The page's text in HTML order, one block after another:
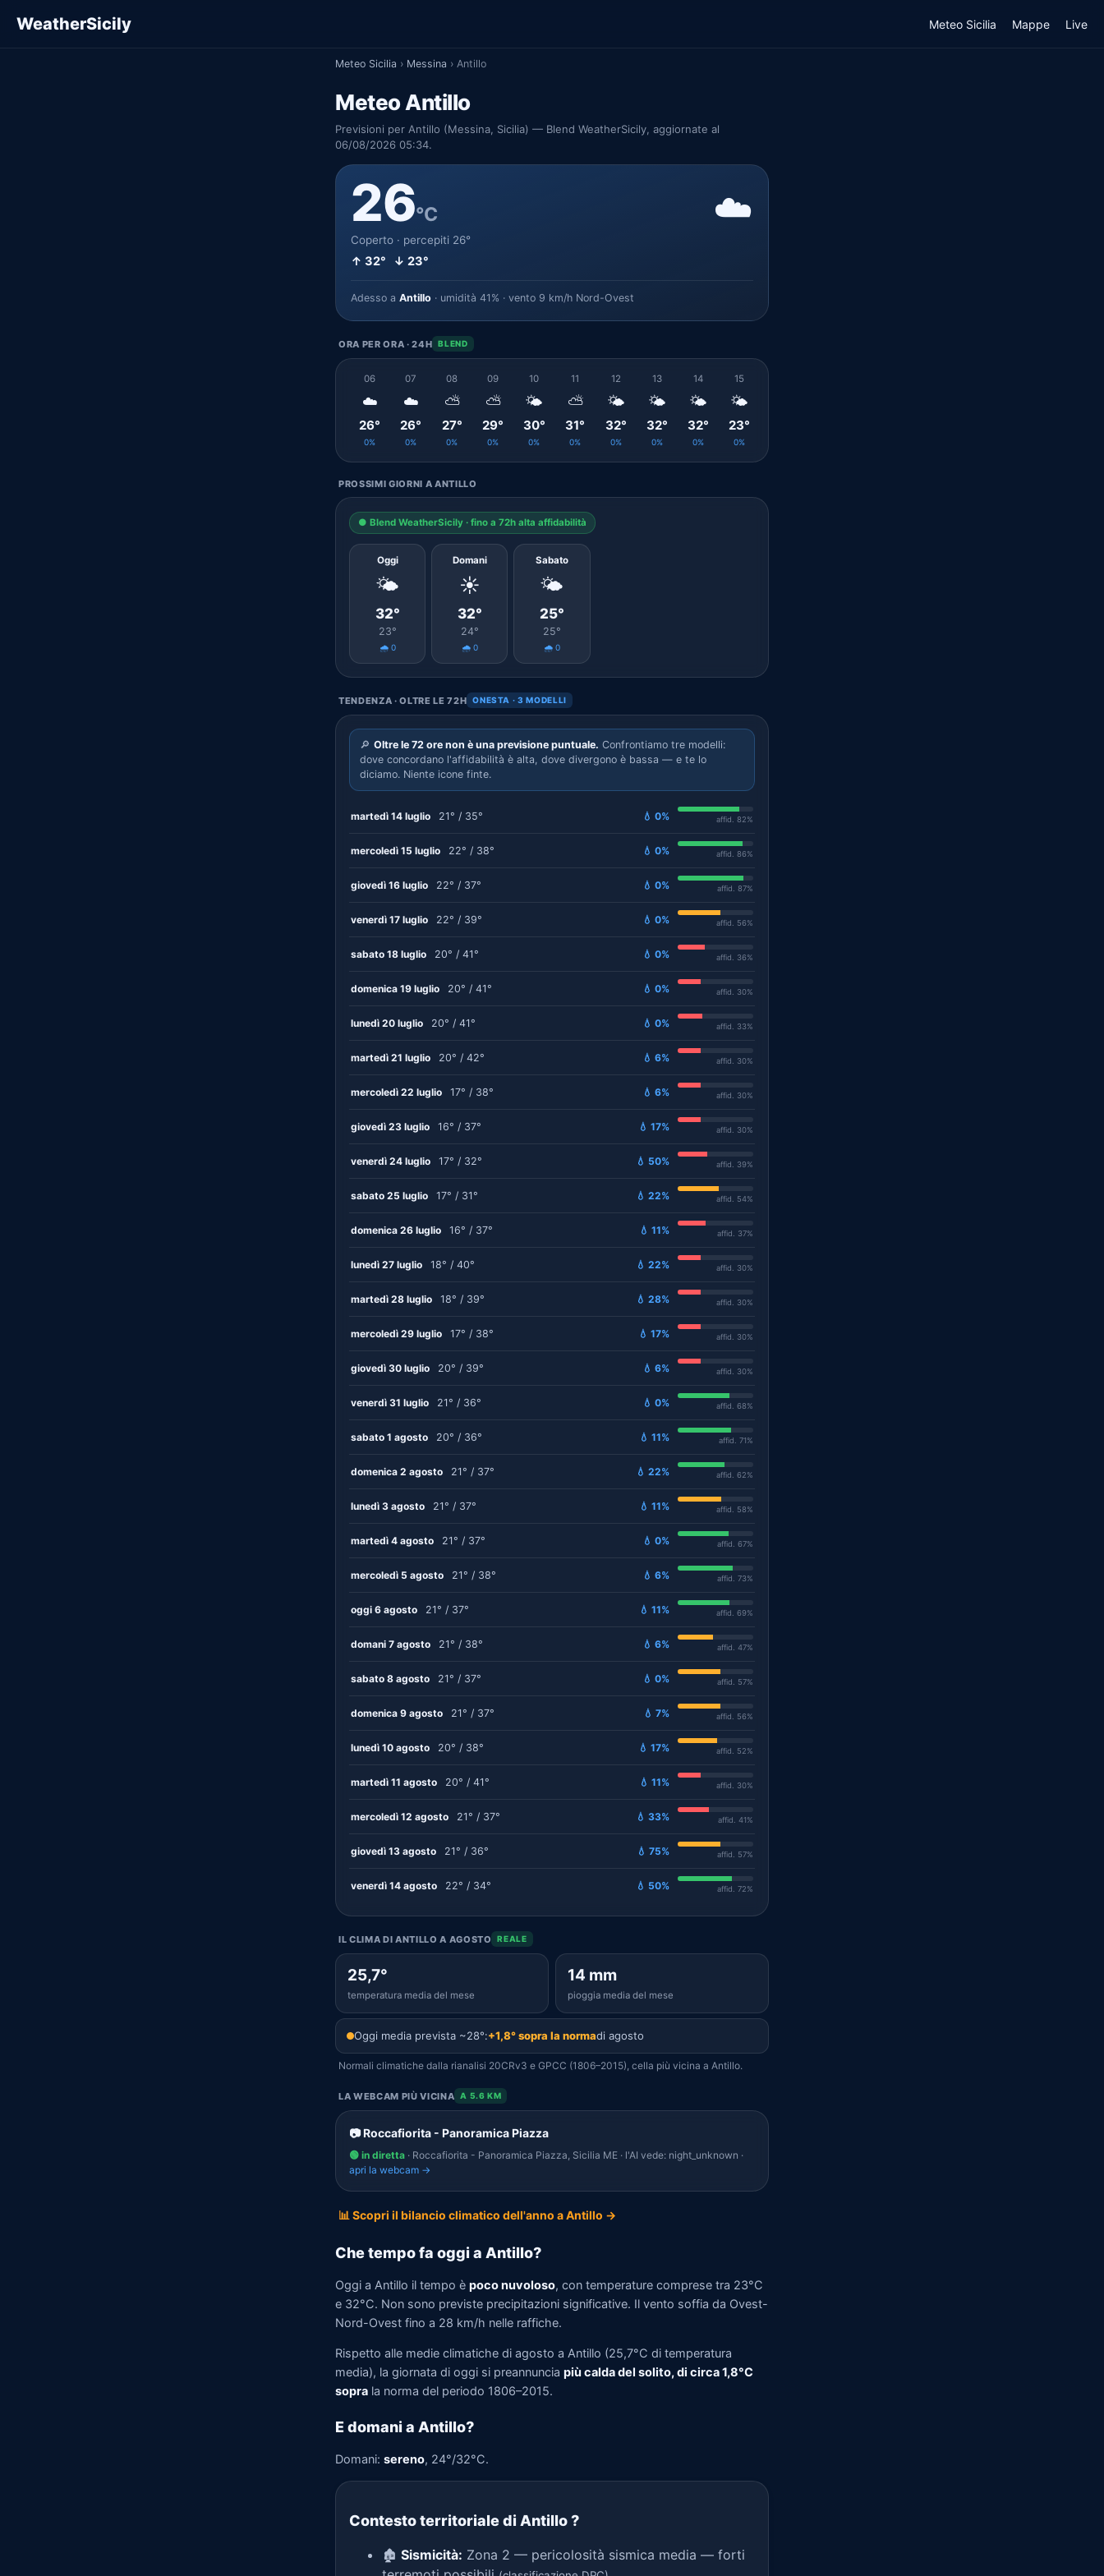
WeatherSicily Meteo Sicilia Mappe Live
Meteo Sicilia › Messina › Antillo
Meteo Antillo
Previsioni per Antillo (Messina, Sicilia) — Blend WeatherSicily, aggiornate al
06/08/2026 05:34.
26°C
Coperto · percepiti 26°
↑ 32° ↓ 23°
☁️
Adesso a Antillo · umidità 41% · vento 9 km/h Nord-Ovest
ORA PER ORA · 24H BLEND
06
☁️
26°
0%
07
☁️
26°
0%
08
⛅
27°
0%
09
⛅
29°
0%
10
🌤️
30°
0%
11
⛅
31°
0%
12
🌤️
32°
0%
13
🌤️
32°
0%
14
🌤️
32°
0%
15
🌤️
23°
0%
PROSSIMI GIORNI A ANTILLO
● Blend WeatherSicily · fino a 72h alta affidabilità
Oggi
🌤️
32°
23°
🌧️ 0
Domani
☀️
32°
24°
🌧️ 0
Sabato
🌤️
25°
25°
🌧️ 0
TENDENZA · OLTRE LE 72H ONESTA · 3 MODELLI
🔎 Oltre le 72 ore non è una previsione puntuale. Confrontiamo tre modelli:
dove concordano l'affidabilità è alta, dove divergono è bassa — e te lo
diciamo. Niente icone finte.
martedì 14 luglio 21° / 35° 💧 0% affid. 82%
mercoledì 15 luglio 22° / 38° 💧 0% affid. 86%
giovedì 16 luglio 22° / 37° 💧 0% affid. 87%
venerdì 17 luglio 22° / 39° 💧 0% affid. 56%
sabato 18 luglio 20° / 41° 💧 0% affid. 36%
domenica 19 luglio 20° / 41° 💧 0% affid. 30%
lunedì 20 luglio 20° / 41° 💧 0% affid. 33%
martedì 21 luglio 20° / 42° 💧 6% affid. 30%
mercoledì 22 luglio 17° / 38° 💧 6% affid. 30%
giovedì 23 luglio 16° / 37° 💧 17% affid. 30%
venerdì 24 luglio 17° / 32° 💧 50% affid. 39%
sabato 25 luglio 17° / 31° 💧 22% affid. 54%
domenica 26 luglio 16° / 37° 💧 11% affid. 37%
lunedì 27 luglio 18° / 40° 💧 22% affid. 30%
martedì 28 luglio 18° / 39° 💧 28% affid. 30%
mercoledì 29 luglio 17° / 38° 💧 17% affid. 30%
giovedì 30 luglio 20° / 39° 💧 6% affid. 30%
venerdì 31 luglio 21° / 36° 💧 0% affid. 68%
sabato 1 agosto 20° / 36° 💧 11% affid. 71%
domenica 2 agosto 21° / 37° 💧 22% affid. 62%
lunedì 3 agosto 21° / 37° 💧 11% affid. 58%
martedì 4 agosto 21° / 37° 💧 0% affid. 67%
mercoledì 5 agosto 21° / 38° 💧 6% affid. 73%
oggi 6 agosto 21° / 37° 💧 11% affid. 69%
domani 7 agosto 21° / 38° 💧 6% affid. 47%
sabato 8 agosto 21° / 37° 💧 0% affid. 57%
domenica 9 agosto 21° / 37° 💧 7% affid. 56%
lunedì 10 agosto 20° / 38° 💧 17% affid. 52%
martedì 11 agosto 20° / 41° 💧 11% affid. 30%
mercoledì 12 agosto 21° / 37° 💧 33% affid. 41%
giovedì 13 agosto 21° / 36° 💧 75% affid. 57%
venerdì 14 agosto 22° / 34° 💧 50% affid. 72%
IL CLIMA DI ANTILLO A AGOSTO REALE
25,7°
temperatura media del mese
14 mm
pioggia media del mese
Oggi media prevista ~28°:+1,8° sopra la normadi agosto
Normali climatiche dalla rianalisi 20CRv3 e GPCC (1806–2015), cella più vicina a Antillo.
LA WEBCAM PIÙ VICINA A 5.6 KM
📷 Roccafiorita - Panoramica Piazza
🟢 in diretta · Roccafiorita - Panoramica Piazza, Sicilia ME · l'AI vede: night_unknown ·
apri la webcam →
📊 Scopri il bilancio climatico dell'anno a Antillo →
Che tempo fa oggi a Antillo?
Oggi a Antillo il tempo è poco nuvoloso, con temperature comprese tra 23°C
e 32°C. Non sono previste precipitazioni significative. Il vento soffia da Ovest-
Nord-Ovest fino a 28 km/h nelle raffiche.
Rispetto alle medie climatiche di agosto a Antillo (25,7°C di temperatura
media), la giornata di oggi si preannuncia più calda del solito, di circa 1,8°C
sopra la norma del periodo 1806–2015.
E domani a Antillo?
Domani: sereno, 24°/32°C.
Contesto territoriale di Antillo?
🏚️ Sismicità: Zona 2 — pericolosità sismica media — forti